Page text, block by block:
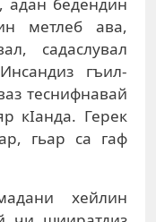
адан бедендин
метлеб ава,
садаслувал
гъил-
теснифнавай
кIанда. Герек
гьар са гаф
хейлин